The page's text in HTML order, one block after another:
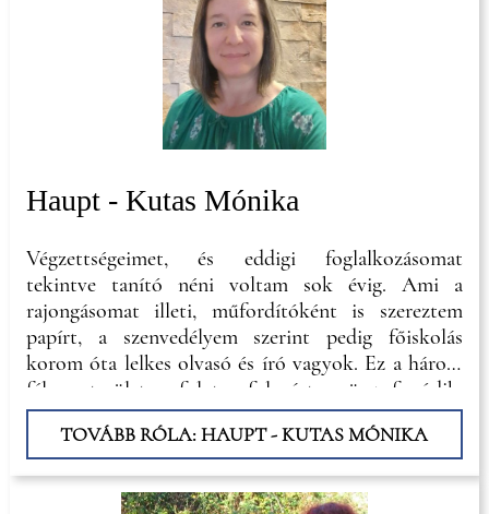
Haupt - Kutas Mónika
Végzettségeimet, és eddigi foglalkozásomat
tekintve tanító néni voltam sok évig. Ami a
rajongásomat illeti, műfordítóként is szereztem
papírt, a szenvedélyem szerint pedig főiskolás
korom óta lelkes olvasó és író vagyok. Ez a három
féle terület folyton-folyvást összefonódik,
egymásba ér az életemben, ami az elhivatottságot
jelenti irányukban. Nem lehet különválasztani,
melyik iránt érzek nagyobb vonzalmat, és talán
TOVÁBB RÓLA: HAUPT - KUTAS MÓNIKA